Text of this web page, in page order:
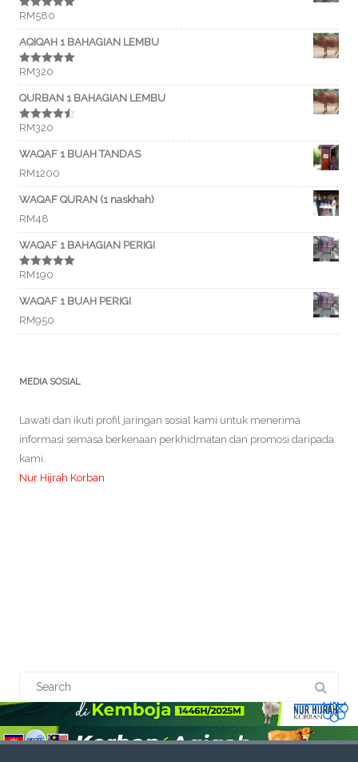
Rated5.00
out of 5
RM580
AQIQAH 1 BAHAGIAN LEMBU
Rated5.00
out of 5
RM320
QURBAN 1 BAHAGIAN LEMBU
Rated4.50
out of 5
RM320
WAQAF 1 BUAH TANDAS
RM1200
WAQAF QURAN (1 naskhah)
RM48
WAQAF 1 BAHAGIAN PERIGI
Rated5.00
out of 5
RM190
WAQAF 1 BUAH PERIGI
RM950
MEDIA SOSIAL
Lawati dan ikuti profil jaringan sosial kami untuk menerima
informasi semasa berkenaan perkhidmatan dan promosi daripada
kami.
Nur Hijrah Korban